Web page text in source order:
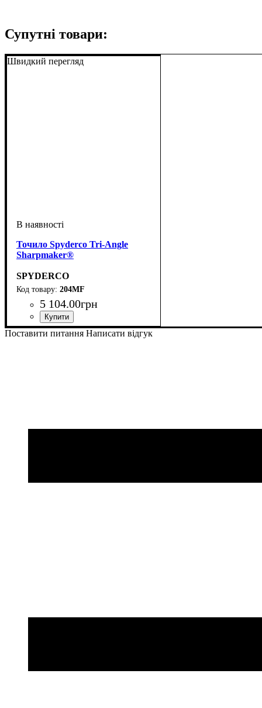
Супутні товари:
Швидкий перегляд
Точило Spyderco Tri-Angle
Sharpmaker®
SPYDERCO
204MF
5 104.00грн
Поставити питання Написати відгук